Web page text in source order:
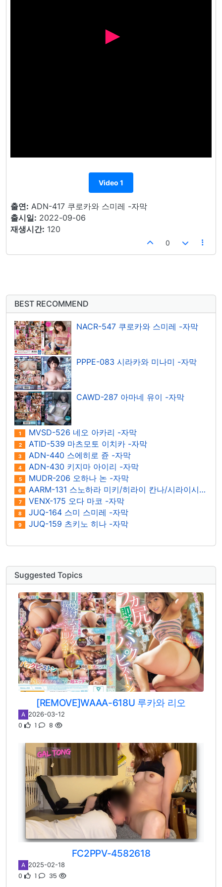
Video 1
출연: ADN-417 쿠로카와 스미레 -자막
출시일: 2022-09-06
재생시간: 120
0
BEST RECOMMEND
NACR-547 쿠로카와 스미레 -자막
PPPE-083 시라카와 미나미 -자막
CAWD-287 아마네 유이 -자막
1 MVSD-526 네오 아카리 -자막
2 ATID-539 마츠모토 이치카 -자막
3 ADN-440 스에히로 쥰 -자막
4 ADN-430 키지마 아이리 -자막
5 MUDR-206 오하나 논 -자막
6 AARM-131 스노하라 미키/히라이 칸나/시라이시 칸나/미나미 마유/아라사와 이즈나 -자막
7 VENX-175 오다 마코 -자막
8 JUQ-164 스미 스미레 -자막
9 JUQ-159 츠키노 히나 -자막
Suggested Topics
[REMOVE]WAAA-618U 루카와 리오
A 2026-03-12
0 1 8
FC2PPV-4582618
A 2025-02-18
0 1 35